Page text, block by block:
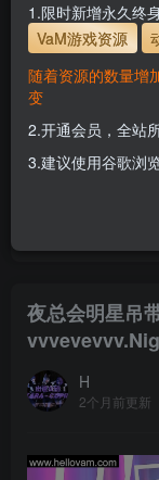
解压密码
1.为了资源不失效
3.有任何问题请
夜总会明星吊
H
2个月前更新
1.限时新增永久终
VaM游戏资源
随着资源的数量增
变
2.开通会员，全站
3.建议使用谷歌浏